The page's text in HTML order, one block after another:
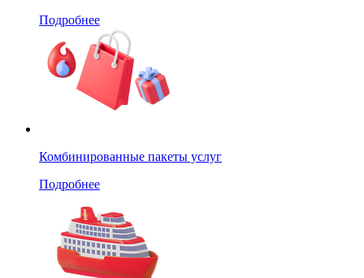
Подробнее
Комбинированные пакеты услуг
Подробнее